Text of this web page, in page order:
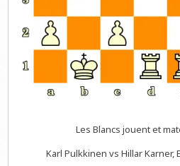
Les Blancs jouent et
Karl Pulkkinen vs Hillar Karner,